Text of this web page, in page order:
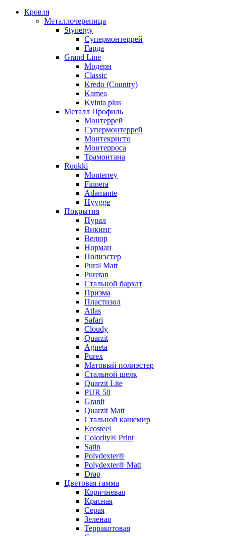
Кровля
Металлочерепица
Stynergy
Супермонтеррей
Гарда
Grand Line
Модерн
Classic
Kredo (Country)
Kamea
Kvinta plus
Металл Профиль
Монтеррей
Супермонтеррей
Монтекристо
Монтерроса
Трамонтана
Ruukki
Monterrey
Finnera
Adamante
Hyygge
Покрытия
Пурал
Викинг
Велюр
Норман
Полиэстер
Pural Matt
Puretan
Стальной бархат
Призма
Пластизол
Atlas
Safari
Cloudy
Quarzit
Agneta
Purex
Матовый полиэстер
Стальной шелк
Quarzit Lite
PUR 50
Granit
Quarzit Matt
Стальной кашемир
Ecosteel
Colority® Print
Satin
Polydexter®
Polydexter® Matt
Drap
Цветовая гамма
Коричневая
Красная
Серая
Зеленая
Терракотовая